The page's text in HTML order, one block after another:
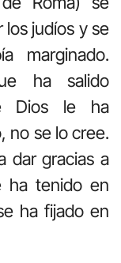
los judíos y se
marginado.
ha salido
Dios le ha
no se lo cree.
dar gracias a
ha tenido en
ha fijado en